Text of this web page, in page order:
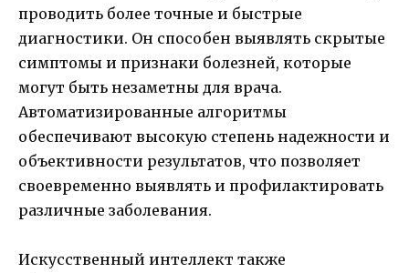
проводить более точные и быстрые
диагностики. Он способен выявлять скрытые
симптомы и признаки болезней, которые
могут быть незаметны для врача.
Автоматизированные алгоритмы
обеспечивают высокую степень надежности и
объективности результатов, что позволяет
своевременно выявлять и профилактировать
различные заболевания.
Искусственный интеллект также